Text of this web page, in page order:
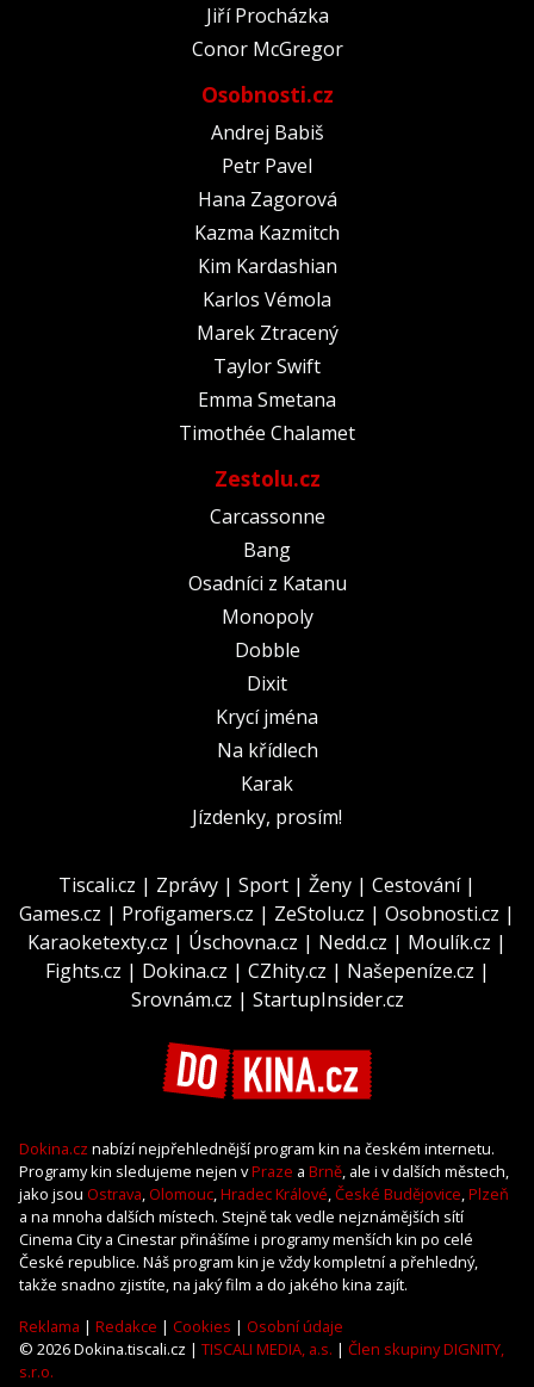
Jiří Procházka
Conor McGregor
Osobnosti.cz
Andrej Babiš
Petr Pavel
Hana Zagorová
Kazma Kazmitch
Kim Kardashian
Karlos Vémola
Marek Ztracený
Taylor Swift
Emma Smetana
Timothée Chalamet
Zestolu.cz
Carcassonne
Bang
Osadníci z Katanu
Monopoly
Dobble
Dixit
Krycí jména
Na křídlech
Karak
Jízdenky, prosím!
Tiscali.cz | Zprávy | Sport | Ženy | Cestování|
Games.cz | Profigamers.cz | ZeStolu.cz | Osobnosti.cz |
Karaoketexty.cz | Úschovna.cz | Nedd.cz | Moulík.cz |
Fights.cz | Dokina.cz | CZhity.cz | Našepeníze.cz |
Srovnám.cz | StartupInsider.cz
Dokina.cz nabízí nejpřehlednější program kin na českém internetu.
Programy kin sledujeme nejen vPraze a Brně, ale i v dalších městech,
jako jsou Ostrava, Olomouc,Hradec Králové,České Budějovice,Plzeň
a na mnoha dalších místech. Stejně tak vedle nejznámějších sítí
Cinema City a Cinestar přinášíme i programy menších kin po celé
České republice. Náš program kin je vždy kompletní a přehledný,
takže snadno zjistíte, na jaký film a do jakého kina zajít.
Reklama | Redakce | Cookies | Osobní údaje
© 2026 Dokina.tiscali.cz | TISCALI MEDIA, a.s. | Člen skupiny DIGNITY,
s.r.o.